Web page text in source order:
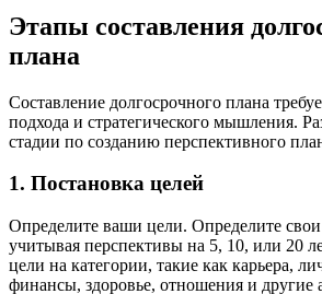
Этапы составления
плана
Составление долгосрочного плана
подхода и стратегического мышления.
стадии по созданию перспективного
1. Постановка целей
Определите ваши цели. Определите
учитывая перспективы на 5, 10, или 20
цели на категории, такие как карьера,
финансы, здоровье, отношения и другие